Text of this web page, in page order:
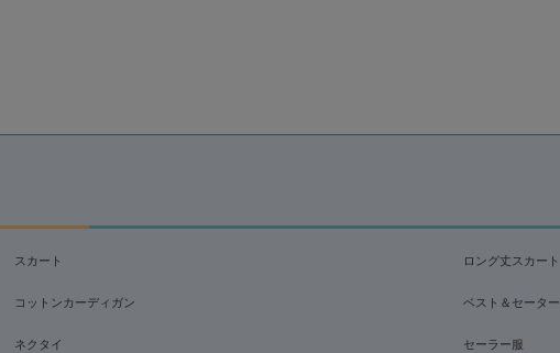
スカート ロング丈スカート
コットンカーディガン ベスト＆セーター
ネクタイ セーラー服